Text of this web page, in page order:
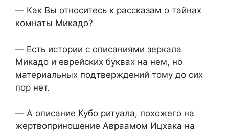
— Как Вы относитесь к рассказам о тайнах
комнаты Микадо?
— Есть истории с описаниями зеркала
Микадо и еврейских буквах на нем, но
материальных подтверждений тому до сих
пор нет.
— А описание Кубо ритуала, похожего на
жертвоприношение Авраамом Ицхака на